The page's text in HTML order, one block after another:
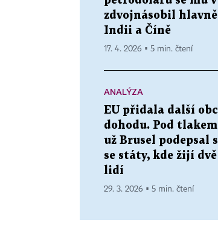
zdvojnásobil
Indii a Číně
17. 4. 2026 ▪ 5 min. čtení
ANALÝZA
EU přidala další
dohodu. Pod
už Brusel podepsal
se státy, kde žijí
lidí
29. 3. 2026 ▪ 5 min. čtení